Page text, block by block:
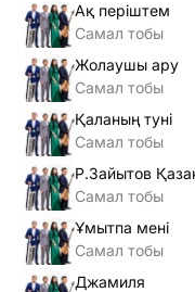
Ақ періштем
Самал тобы
Жолаушы ару
Самал тобы
Қаланың туні
Самал тобы
Самал тобы
Ұмытпа мені
Самал тобы
Джамиля